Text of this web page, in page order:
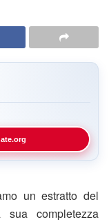
un estratto del
completezza